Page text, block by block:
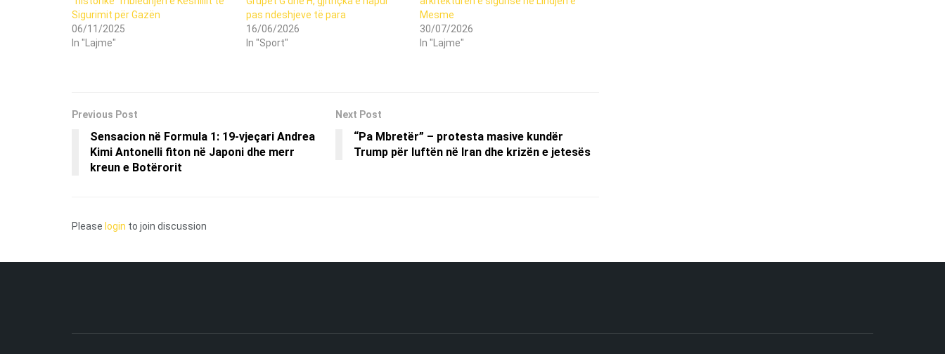
Sigurimit për Gazën
06/11/2025
In "Lajme"
pas ndeshjeve të para
16/06/2026
In "Sport"
Mesme
30/07/2026
In "Lajme"
Previous Post
Sensacion në Formula 1: 19-vjeçari Andrea
Kimi Antonelli fiton në Japoni dhe merr
kreun e Botërorit
Next Post
“Pa Mbretër” – protesta masive kundër
Trump për luftën në Iran dhe krizën e jetesës
Please login to join discussion